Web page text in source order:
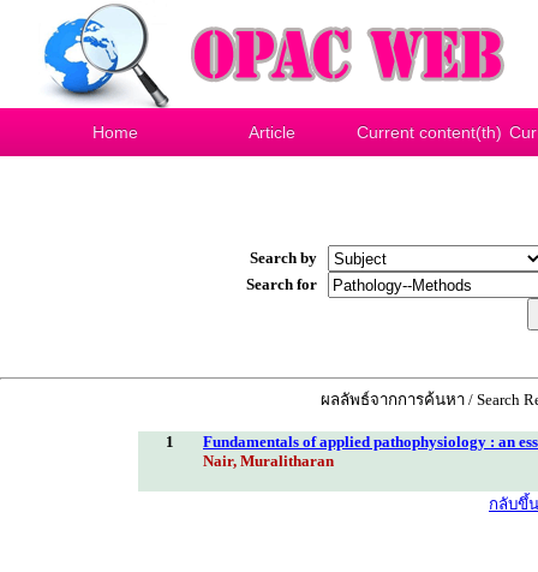
Home Article Current content(th)
Search by
Search for
ผลลัพธ์จากการค้นหา / Search
1
Fundamentals of applied pathophysiology : an
Nair, Muralitharan
กลับขึ้